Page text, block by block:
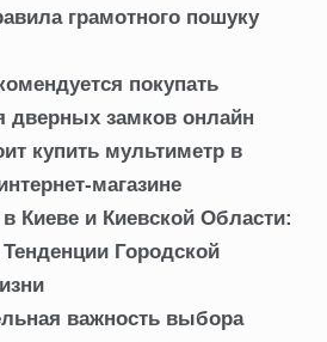
грамотного пошуку
покупать
замков онлайн
купить мультиметр в
магазине
Киеве и Киевской Области:
Городской
важность выбора